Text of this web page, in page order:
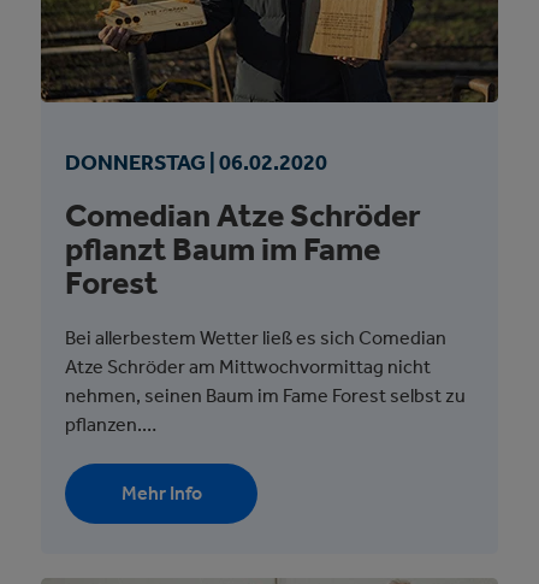
DONNERSTAG | 06.02.2020
Comedian Atze Schröder
pflanzt Baum im Fame
Forest
Bei allerbestem Wetter ließ es sich Comedian
Atze Schröder am Mittwochvormittag nicht
nehmen, seinen Baum im Fame Forest selbst zu
pflanzen.…
Mehr Info